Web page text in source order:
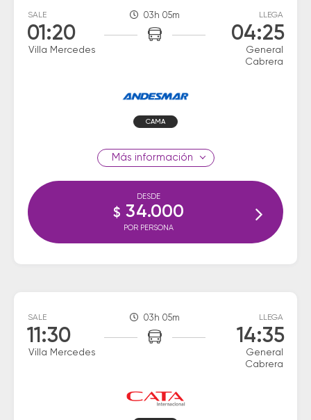
SALE
01:20
Villa Mercedes
03h 05m LLEGA
04:25
General
Cabrera
CAMA
información
DESDE
$ 34.000
POR PERSONA
SALE
11:30
Villa Mercedes
03h 05m LLEGA
14:35
General
Cabrera